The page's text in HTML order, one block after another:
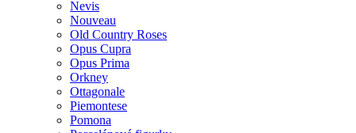
Nevis
Nouveau
Old Country Roses
Opus Cupra
Opus Prima
Orkney
Ottagonale
Piemontese
Pomona